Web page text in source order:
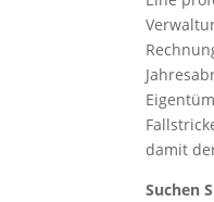
damit
Suchen